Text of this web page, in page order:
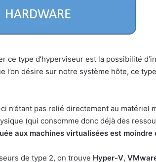
ce type d’hyperviseur est la possibilité
l’on désire sur notre système hôte, ce
n’étant pas relié directement au matériel
(qui consomme donc déjà des
aux machines virtualisées est moindre
de type 2, on trouve Hyper-V,